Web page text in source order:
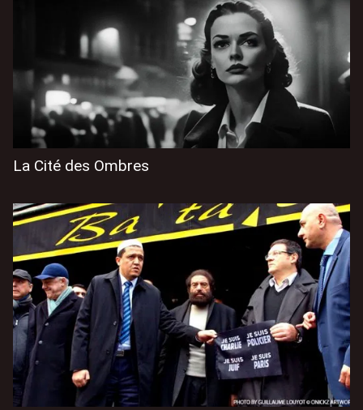
La Cité des Ombres